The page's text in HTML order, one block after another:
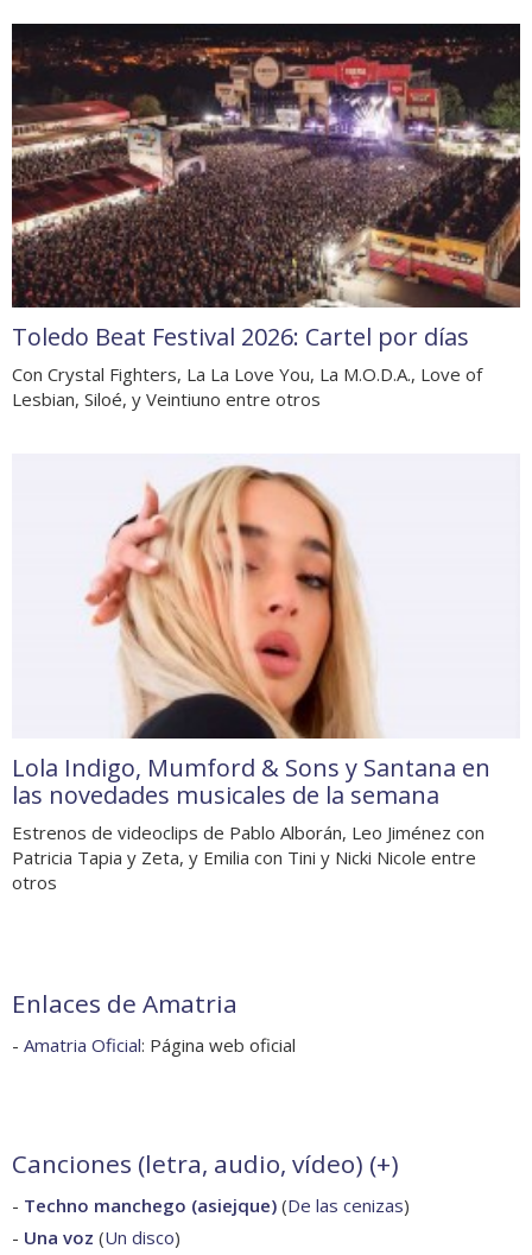
Toledo Beat Festival 2026: Cartel por días
Con Crystal Fighters, La La Love You, La M.O.D.A., Love of
Lesbian, Siloé, y Veintiuno entre otros
Lola Indigo, Mumford & Sons y Santana en
las novedades musicales de la semana
Estrenos de videoclips de Pablo Alborán, Leo Jiménez con
Patricia Tapia y Zeta, y Emilia con Tini y Nicki Nicole entre
otros
Enlaces de Amatria
- Amatria Oficial: Página web oficial
Canciones (letra, audio, vídeo) (+)
- Techno manchego (asiejque) (De las cenizas)
- Una voz (Un disco)